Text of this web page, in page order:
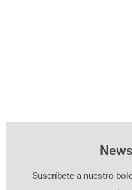
Suscríbete a nuestro